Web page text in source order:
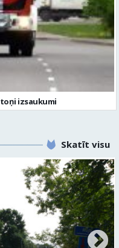
izsaukumi
Skatīt visu